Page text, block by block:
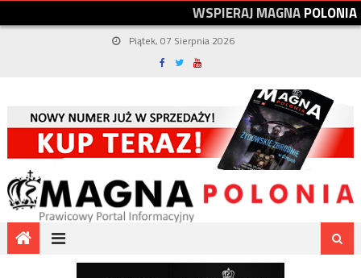
WSPIERAJMAGNAPOLONIA
Piątek, 07 Sierpnia 2026